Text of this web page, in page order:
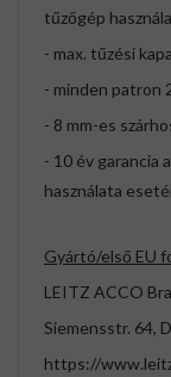
tűzőgép
- max. tűzési
- minden patron
- 8 mm-es
- 10 év garancia
használata
Gyártó/első EU
LEITZ ACCO
Siemensstr. 64,
https://